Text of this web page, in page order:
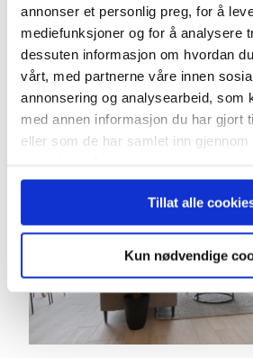
annonser et personlig preg, for å
mediefunksjoner og for å analysere
dessuten informasjon om hvordan
vårt, med partnerne våre innen
annonsering og analysearbeid, som
med annen informasjon du har gjort
eller som de har samlet inn gjennom
Tillat alle
Kun nødvendige
Vi har gleden av å
arkitekttegnet enebolig
solrik utsiktstomt i
leveres av Kvina...